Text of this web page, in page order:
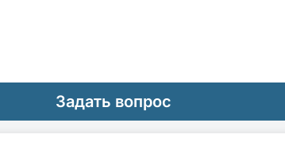
Задать вопрос